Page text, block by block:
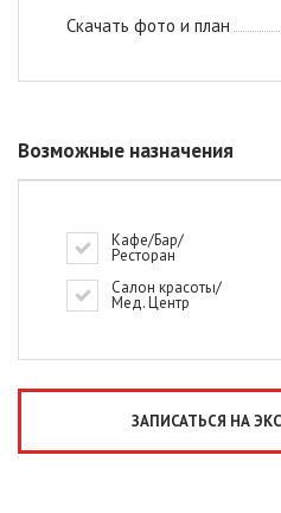
Скачать фото и план
Возможные назначения
Кафе/Бар/
Ресторан
Салон красоты/
Мед. Центр
ЗАПИСАТЬСЯ НА